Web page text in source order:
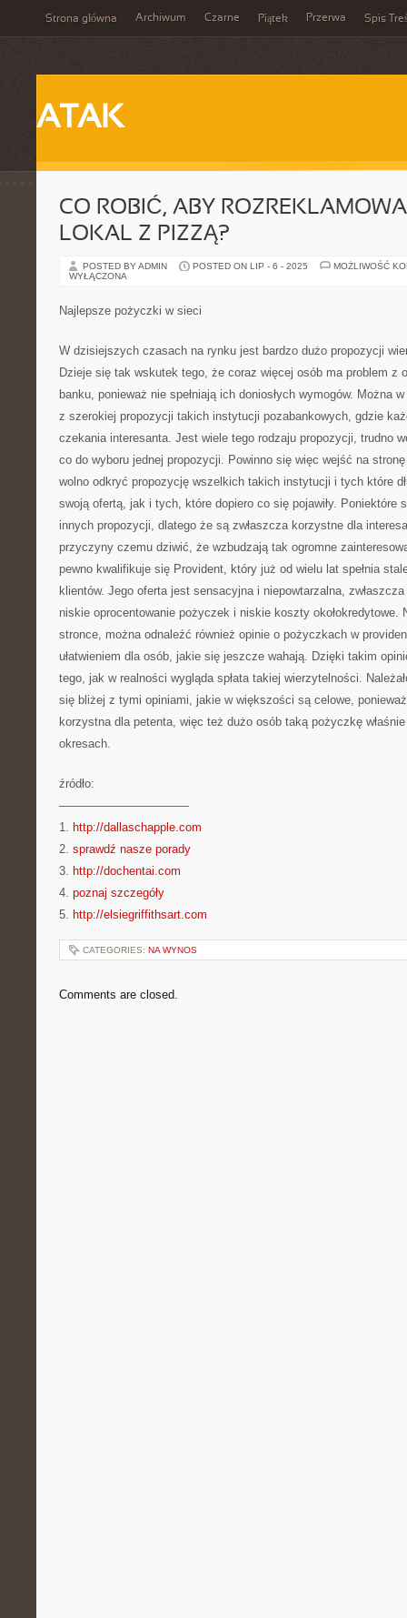
Strona główna Archiwum Czarne Piątek Przerwa Spis
ATAK
CO ROBIĆ, ABY
LOKAL Z PIZZĄ?
POSTED BY ADMIN POSTED ON LIP - 6 - 2025
MOŻLIWOŚĆ
WYŁĄCZONA
Najlepsze pożyczki w sieci
W dzisiejszych czasach na rynku jest bardzo dużo propozycji
Dzieje się tak wskutek tego, że coraz więcej osób ma problem z
banku, ponieważ nie spełniają ich doniosłych wymogów. Można
z szerokiej propozycji takich instytucji pozabankowych, gdzie
czekania interesanta. Jest wiele tego rodzaju propozycji, trudno
co do wyboru jednej propozycji. Powinno się więc wejść na
wolno odkryć propozycję wszelkich takich instytucji i tych które
swoją ofertą, jak i tych, które dopiero co się pojawiły. Poniektóre
innych propozycji, dlatego że są zwłaszcza korzystne dla
przyczyny czemu dziwić, że wzbudzają tak ogromne
pewno kwalifikuje się Provident, który już od wielu lat spełnia
klientów. Jego oferta jest sensacyjna i niepowtarzalna,
niskie oprocentowanie pożyczek i niskie koszty okołokredytowe.
stronce, można odnaleźć również opinie o pożyczkach w
ułatwieniem dla osób, jakie się jeszcze wahają. Dzięki takim
tego, jak w realności wygląda spłata takiej wierzytelności.
się bliżej z tymi opiniami, jakie w większości są celowe,
korzystna dla petenta, więc też dużo osób taką pożyczkę
okresach.
źródło:
———————————
1. http://dallaschapple.com
2. sprawdź nasze porady
3. http://dochentai.com
4. poznaj szczegóły
5. http://elsiegriffithsart.com
CATEGORIES: NA WYNOS
Comments are closed.